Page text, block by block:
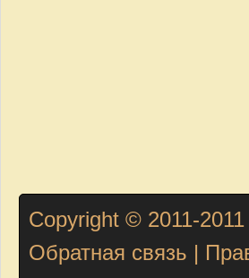
Copyright © 2011-2011
Обратная связь